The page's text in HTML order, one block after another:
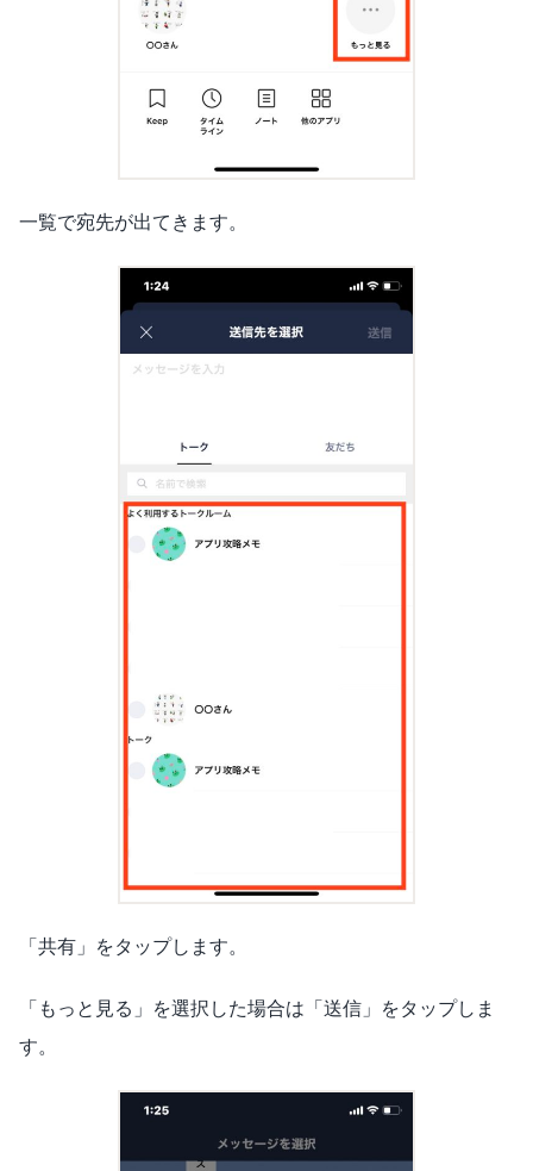
一覧で宛先が出てきます。
「共有」をタップします。
「もっと見る」を選択した場合は「送信」をタップしま
す。